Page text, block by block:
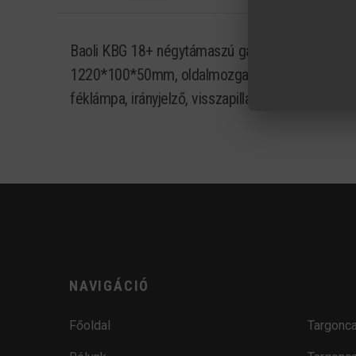
Baoli KBG 18+ négytámaszú gázüzemű
1220*100*50mm, oldalmozgató, gyári zárható
féklámpa, irányjelző, visszapillantó tükör,
NAVIGÁCIÓ
Főoldal